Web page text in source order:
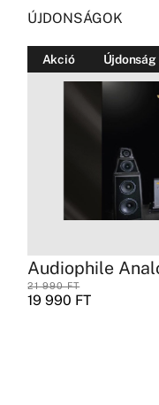
ÚJDONSÁGOK
Akció Újdonság
Audiophile
21 990FT
19 990 FT